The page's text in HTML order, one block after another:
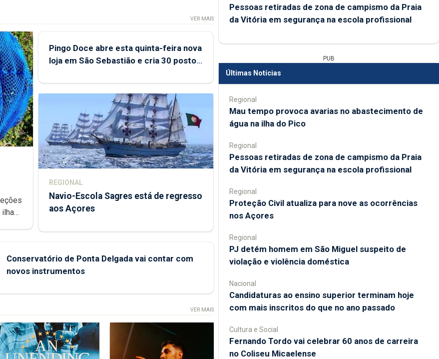
VER MAIS
Pingo Doce abre esta quinta-feira nova
loja em São Sebastião e cria 30 postos
REGIONAL
Navio-Escola Sagres está de regresso
aos Açores
Conservatório de Ponta Delgada vai contar com
novos instrumentos
VER MAIS
Pessoas retiradas de zona de campismo da Praia
da Vitória em segurança na escola profissional
PUB
Últimas Notícias
Regional
Mau tempo provoca avarias no abastecimento de
água na ilha do Pico
Regional
Pessoas retiradas de zona de campismo da Praia
da Vitória em segurança na escola profissional
Regional
Proteção Civil atualiza para nove as ocorrências
nos Açores
Regional
PJ detém homem em São Miguel suspeito de
violação e violência doméstica
Nacional
Candidaturas ao ensino superior terminam hoje
com mais inscritos do que no ano passado
Cultura e Social
Fernando Tordo vai celebrar 60 anos de carreira
no Coliseu Micaelense